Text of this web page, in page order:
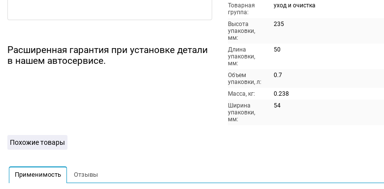
Расширенная гарантия при установке детали
в нашем автосервисе.
Товарная
группа:
уход и очистка
Высота
упаковки,
мм:
235
Длина
упаковки,
мм:
50
Объем
упаковки, л:
0.7
Масса, кг:
0.238
Ширина
упаковки,
мм:
54
Похожие товары
Применимость Отзывы